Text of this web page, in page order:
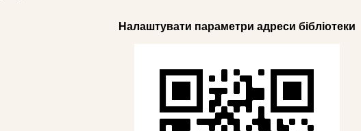
Налаштувати параметри адреси бібліотеки